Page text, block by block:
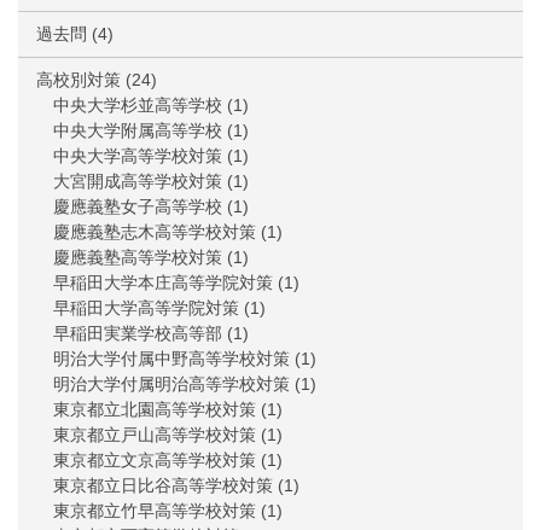
過去問 (4)
高校別対策 (24)
中央大学杉並高等学校 (1)
中央大学附属高等学校 (1)
中央大学高等学校対策 (1)
大宮開成高等学校対策 (1)
慶應義塾女子高等学校 (1)
慶應義塾志木高等学校対策 (1)
慶應義塾高等学校対策 (1)
早稲田大学本庄高等学院対策 (1)
早稲田大学高等学院対策 (1)
早稲田実業学校高等部 (1)
明治大学付属中野高等学校対策 (1)
明治大学付属明治高等学校対策 (1)
東京都立北園高等学校対策 (1)
東京都立戸山高等学校対策 (1)
東京都立文京高等学校対策 (1)
東京都立日比谷高等学校対策 (1)
東京都立竹早高等学校対策 (1)